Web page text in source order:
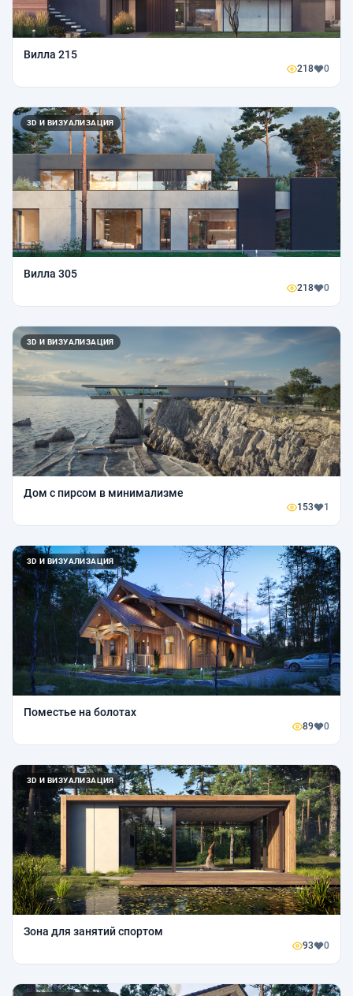
Вилла 215
218 0
3D И ВИЗУАЛИЗАЦИЯ
Вилла 305
218 0
3D И ВИЗУАЛИЗАЦИЯ
Дом с пирсом в минимализме
153 1
3D И ВИЗУАЛИЗАЦИЯ
Поместье на болотах
89 0
3D И ВИЗУАЛИЗАЦИЯ
Зона для занятий спортом
93 0